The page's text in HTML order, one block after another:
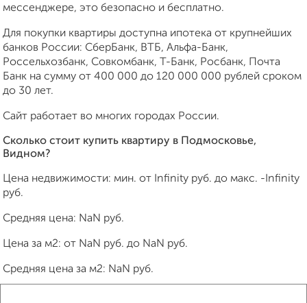
мессенджере, это безопасно и бесплатно.
Для покупки квартиры доступна ипотека от крупнейших
банков России: СберБанк, ВТБ, Альфа-Банк,
Россельхозбанк, Совкомбанк, Т-Банк, Росбанк, Почта
Банк на сумму от 400 000 до 120 000 000 рублей сроком
до 30 лет.
Сайт работает во многих городах России.
Сколько стоит купить квартиру в Подмосковье,
Видном?
Цена недвижимости: мин. от Infinity руб. до макс. -Infinity
руб.
Средняя цена: NaN руб.
Цена за м2: от NaN руб. до NaN руб.
Средняя цена за м2: NaN руб.